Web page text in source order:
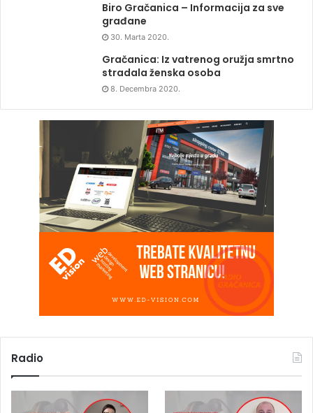
Biro Gračanica – Informacija za sve
građane
30. Marta 2020.
Gračanica: Iz vatrenog oružja smrtno
stradala ženska osoba
8. Decembra 2020.
Radio